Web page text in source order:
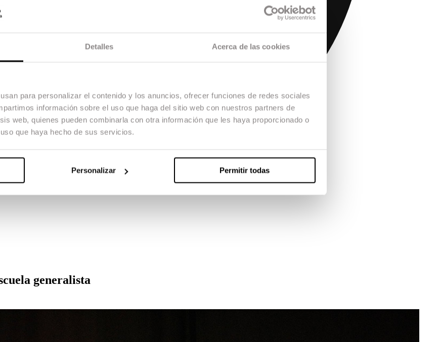
Detalles Acerca de las cookies
para personalizar el contenido y los anuncios, ofrecer funciones de redes sociales
información sobre el uso que haga del sitio web con nuestros partners de
web, quienes pueden combinarla con otra información que les haya proporcionado o
que haya hecho de sus servicios.
Personalizar Permitir todas
generalista